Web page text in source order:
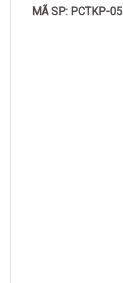
MÃ SP: PCTKP-05